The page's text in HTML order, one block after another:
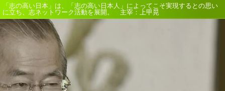
「志の高い日本」は、「志の高い日本人」によってこそ実現するとの思い
に立ち、志ネットワーク活動を展開。 主宰：上甲晃